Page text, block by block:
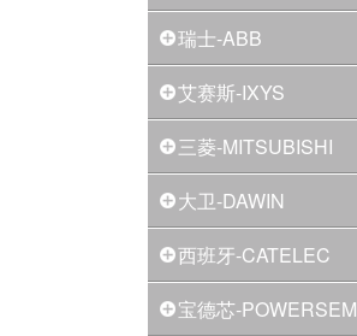
瑞士-ABB
艾赛斯-IXYS
三菱-MITSUBISHI
大卫-DAWIN
西班牙-CATELEC
宝德芯-POWERSEM